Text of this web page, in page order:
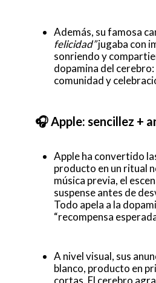
Además, su famosa
felicidad”jugaba con
sonriendo y
dopamina del
comunidad y
🎧 Apple: sencillez +
Apple ha convertido
producto en un ritual
música previa, el
suspense antes de
Todo apela a la
“recompensa
A nivel visual, sus
blanco, producto en
cortas. El cerebro